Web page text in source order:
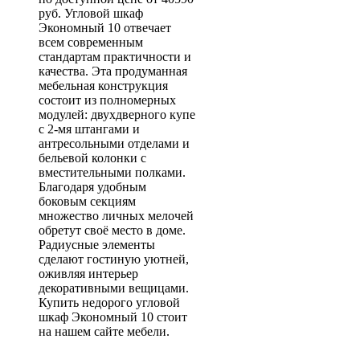
руб. Угловой шкаф
Экономный 10 отвечает
всем современным
стандартам практичности и
качества. Эта продуманная
мебельная конструкция
состоит из полномерных
модулей: двухдверного купе
с 2-мя штангами и
антресольными отделами и
бельевой колонки с
вместительными полками.
Благодаря удобным
боковым секциям
множество личных мелочей
обретут своё место в доме.
Радиусные элементы
сделают гостиную уютней,
оживляя интерьер
декоративными вещицами.
Купить недорого угловой
шкаф Экономный 10 стоит
на нашем сайте мебели.